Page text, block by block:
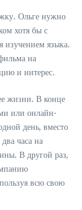
Ольге нужно
хотя бы с
изучением языка.
на
и интерес.
жизни. В конце
или онлайн-
день, вместо
часа на
В другой раз,
всю свою